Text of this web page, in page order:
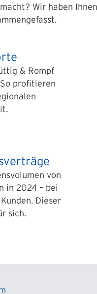
Wir haben
& Rompf
profitieren
von
in 2024 – bei
Dieser
sich.